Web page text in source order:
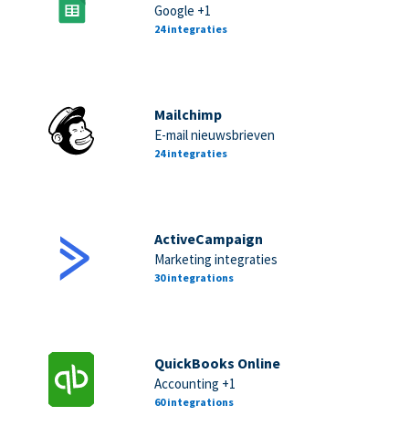
Google +1
24 integraties
Mailchimp
E-mail nieuwsbrieven
24 integraties
ActiveCampaign
Marketing integraties
30 integrations
QuickBooks Online
Accounting +1
60 integrations